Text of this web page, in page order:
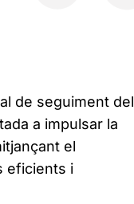
de seguiment del
a impulsar la
el
eficients i